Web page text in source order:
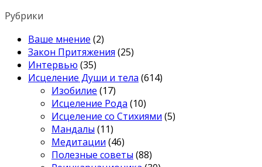
Рубрики
Ваше мнение (2)
Закон Притяжения (25)
Интервью (35)
Исцеление Души и тела (614)
Изобилие (17)
Исцеление Рода (10)
Исцеление со Стихиями (5)
Мандалы (11)
Медитации (46)
Полезные советы (88)